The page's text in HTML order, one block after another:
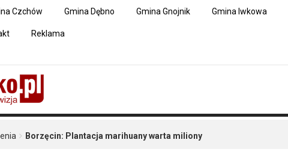
Czchów Gmina Dębno Gmina Gnojnik Gmina Iwkowa
Reklama
Borzęcin: Plantacja marihuany warta miliony